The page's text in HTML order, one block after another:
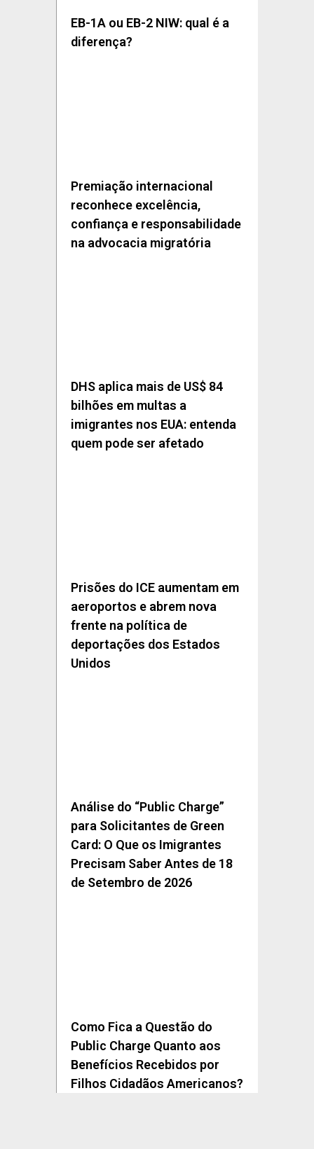
EB-1A ou EB-2 NIW: qual é a
diferença?
Premiação internacional
reconhece excelência,
confiança e responsabilidade
na advocacia migratória
DHS aplica mais de US$ 84
bilhões em multas a
imigrantes nos EUA: entenda
quem pode ser afetado
Prisões do ICE aumentam em
aeroportos e abrem nova
frente na política de
deportações dos Estados
Unidos
Análise do “Public Charge”
para Solicitantes de Green
Card: O Que os Imigrantes
Precisam Saber Antes de 18
de Setembro de 2026
Como Fica a Questão do
Public Charge Quanto aos
Benefícios Recebidos por
Filhos Cidadãos Americanos?